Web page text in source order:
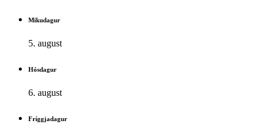
Mikudagur
5. august
Hósdagur
6. august
Fríggjadagur